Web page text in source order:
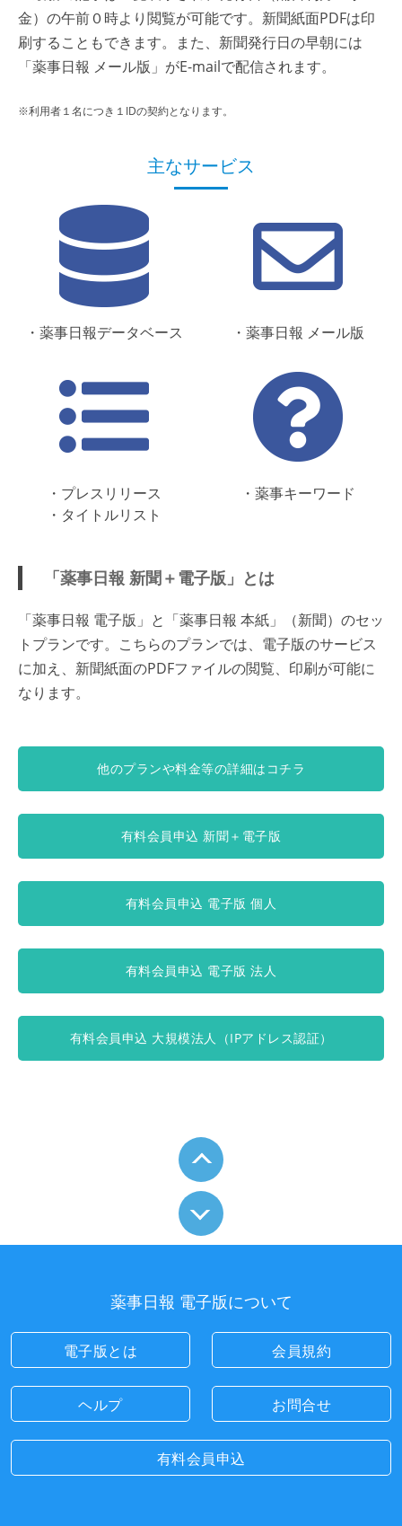
金）の午前０時より閲覧が可能です。新聞紙面PDFは印
刷することもできます。また、新聞発行日の早朝には
「薬事日報 メール版」がE-mailで配信されます。
※利用者１名につき１IDの契約となります。
主なサービス
・薬事日報データベース ・薬事日報 メール版
・プレスリリース
・タイトルリスト
・薬事キーワード
「薬事日報 新聞＋電子版」とは
「薬事日報 電子版」と「薬事日報 本紙」（新聞）のセッ
トプランです。こちらのプランでは、電子版のサービス
に加え、新聞紙面のPDFファイルの閲覧、印刷が可能に
なります。
他のプランや料金等の詳細はコチラ
有料会員申込 新聞＋電子版
有料会員申込 電子版 個人
有料会員申込 電子版 法人
有料会員申込 大規模法人（IPアドレス認証）
薬事日報 電子版について
電子版とは 会員規約
ヘルプ お問合せ
有料会員申込